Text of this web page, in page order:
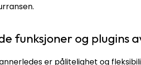
funksjoner og plugins
er pålitelighet og